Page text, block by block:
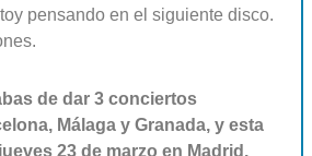
pensando en el siguiente disco.
de dar 3 conciertos
Málaga y Granada, y esta
23 de marzo en Madrid.